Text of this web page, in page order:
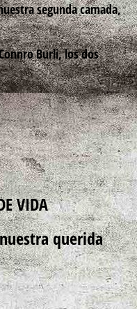
segunda camada,
Burli, los dos
VIDA
querida